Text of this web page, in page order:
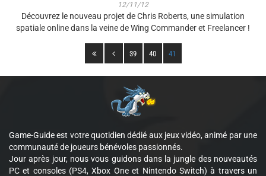
12/11/12
Découvrez le nouveau projet de Chris Roberts, une simulation
spatiale online dans la veine de Wing Commander et Freelancer !
39 40 41
Game-Guide est votre quotidien dédié aux jeux vidéo, animé par une
communauté de joueurs bénévoles passionnés.
Jour après jour, nous vous guidons dans la jungle des nouveautés
PC et consoles (PS4, Xbox One et Nintendo Switch) à travers un